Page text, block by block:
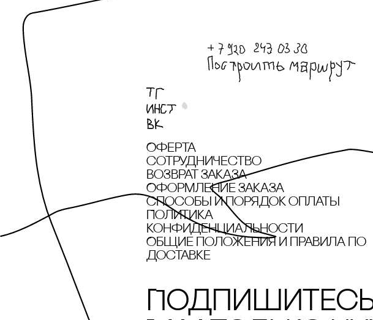
Оферта
сотрудничество
Возврат заказа
Оформление заказа
cпособы и порядок оплаты
Политика
конфиденциальности
Общие положения и правила по
доставке